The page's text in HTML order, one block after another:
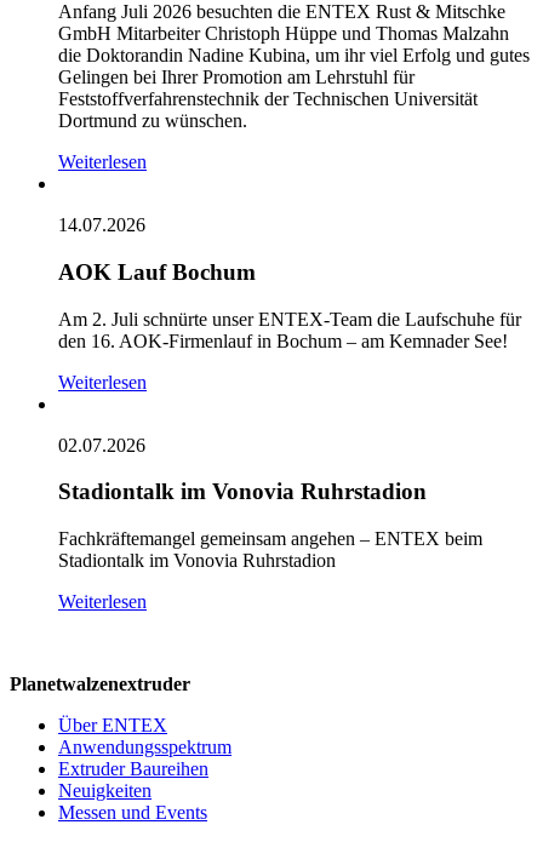
Anfang Juli 2026 besuchten die ENTEX Rust & Mitschke
GmbH Mitarbeiter Christoph Hüppe und Thomas Malzahn
die Doktorandin Nadine Kubina, um ihr viel Erfolg und gutes
Gelingen bei Ihrer Promotion am Lehrstuhl für
Feststoffverfahrenstechnik der Technischen Universität
Dortmund zu wünschen.
Weiterlesen
14.07.2026
AOK Lauf Bochum
Am 2. Juli schnürte unser ENTEX-Team die Laufschuhe für
den 16. AOK-Firmenlauf in Bochum – am Kemnader See!
Weiterlesen
02.07.2026
Stadiontalk im Vonovia Ruhrstadion
Fachkräftemangel gemeinsam angehen – ENTEX beim
Stadiontalk im Vonovia Ruhrstadion
Weiterlesen
Planetwalzenextruder
Über ENTEX
Anwendungsspektrum
Extruder Baureihen
Neuigkeiten
Messen und Events